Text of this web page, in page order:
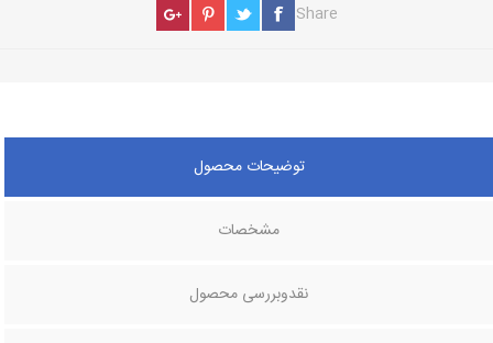
Share
توضیحات محصول
مشخصات
نقدوبررسی محصول